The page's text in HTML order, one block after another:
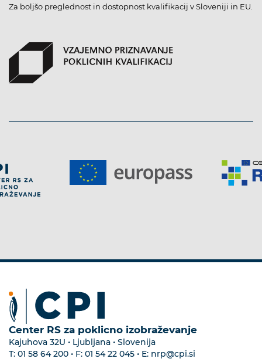
Za boljšo preglednost in dostopnost kvalifikacij v Sloveniji in EU.
Center RS za poklicno izobraževanje
Kajuhova 32U • Ljubljana • Slovenija
T: 01 58 64 200 • F: 01 54 22 045 • E: nrp@cpi.si